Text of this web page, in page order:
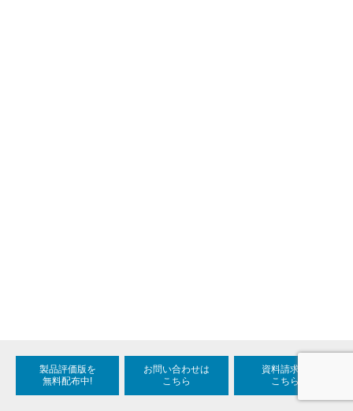
製品評価版を
無料配布中!
お問い合わせは
こちら
資料請求は
こちら